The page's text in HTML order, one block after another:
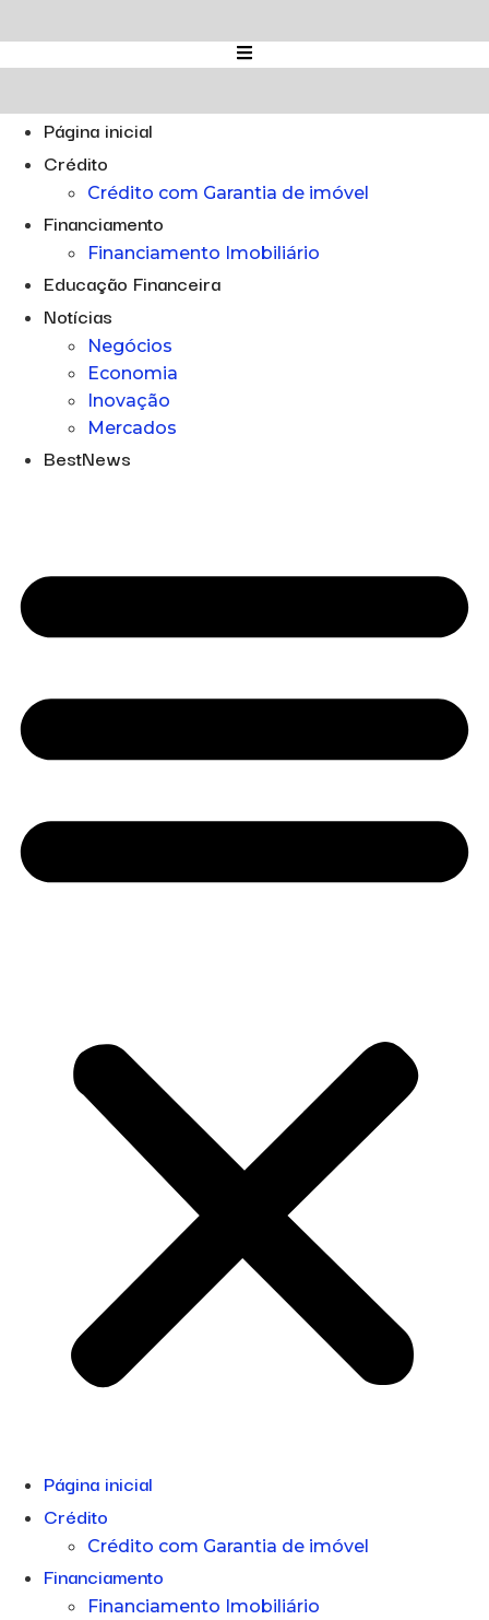
para
o
Página inicial
Crédito
Crédito com Garantia de imóvel
Financiamento
Financiamento Imobiliário
Educação Financeira
Notícias
Negócios
Economia
Inovação
Mercados
BestNews
Página inicial
Crédito
Crédito com Garantia de imóvel
Financiamento
Financiamento Imobiliário